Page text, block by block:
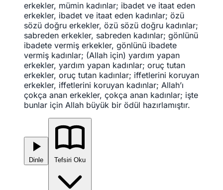
erkekler, mümin kadınlar; ibadet ve itaat eden
erkekler, ibadet ve itaat eden kadınlar; özü
sözü doğru erkekler, özü sözü doğru kadınlar;
sabreden erkekler, sabreden kadınlar; gönlünü
ibadete vermiş erkekler, gönlünü ibadete
vermiş kadınlar; (Allah için) yardım yapan
erkekler, yardım yapan kadınlar; oruç tutan
erkekler, oruç tutan kadınlar; iffetlerini koruyan
erkekler, iffetlerini koruyan kadınlar; Allah’ı
çokça anan erkekler, çokça anan kadınlar; işte
bunlar için Allah büyük bir ödül hazırlamıştır.
Dinle